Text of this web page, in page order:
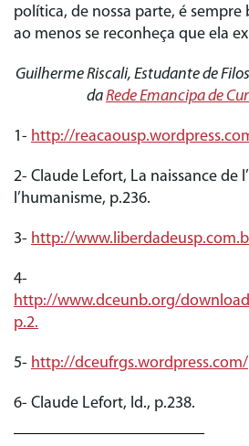
política, de nossa parte, é
ao menos se reconheça que ela
Guilherme Riscali, Estudante de
daRede Emancipa de
1‑ http://
2‑ Claude Lefort, La naissance de
l’humanisme, p.236.
3‑ http://
4‑
http://www.dceunb.org/
p.2.
5‑ http://dceufrgs.wordpress.com/
6‑ Claude Lefort, Id., p.238.